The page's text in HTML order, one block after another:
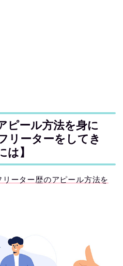
ピール方法を身に
リーターをしてき
は】
リーター歴のアピール方法を